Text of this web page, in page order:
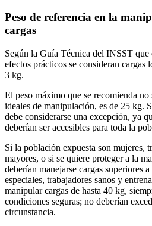
Peso de referencia en la
cargas
Según la Guía Técnica del INSST
efectos prácticos se consideran cargas
3 kg.
El peso máximo que se recomienda no
ideales de manipulación, es de 25 kg.
debe considerarse una excepción, ya
deberían ser accesibles para toda la
Si la población expuesta son mujeres,
mayores, o si se quiere proteger a la
deberían manejarse cargas superiores
especiales, trabajadores sanos y
manipular cargas de hasta 40 kg,
condiciones seguras; no deberían
circunstancia.